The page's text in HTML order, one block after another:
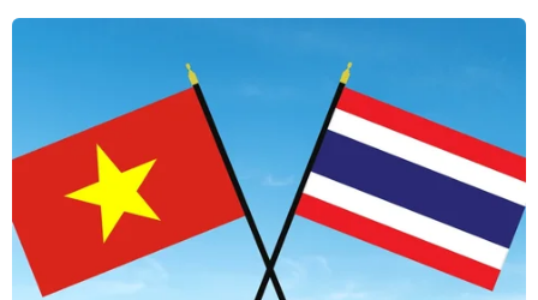
Tổng Biên tập: TRẦN TIẾN DUẨN
Phó Tổng Biên tập: NGUYỄN THỊ TÁM, KHÚC THANH
THỦY
Sở hữu trí tuệ
Quy định sử dụng
RSS
Hỗ trợ
Ngôn ngữ
TTXVN